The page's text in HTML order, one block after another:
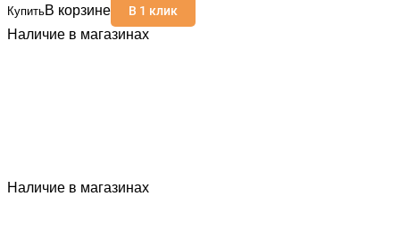
КупитьВ корзине В 1 клик
Наличие в магазинах
Наличие в магазинах